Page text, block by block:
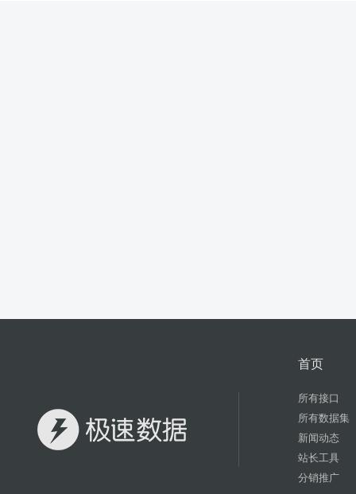
首页
所有接口
所有数据集
新闻动态
站长工具
分销推广